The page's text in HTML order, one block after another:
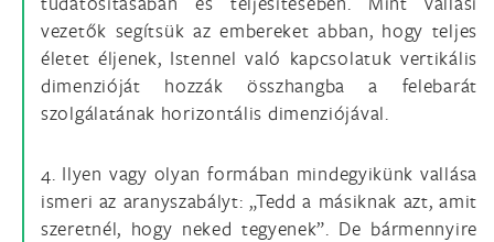
vezetők segítsük az embereket abban, hogy teljes
életet éljenek, Istennel való kapcsolatuk vertikális
dimenzióját hozzák összhangba a felebarát
szolgálatának horizontális dimenziójával.
4. Ilyen vagy olyan formában mindegyikünk vallása
ismeri az aranyszabályt: „Tedd a másiknak azt, amit
szeretnél, hogy neked tegyenek”. De bármennyire